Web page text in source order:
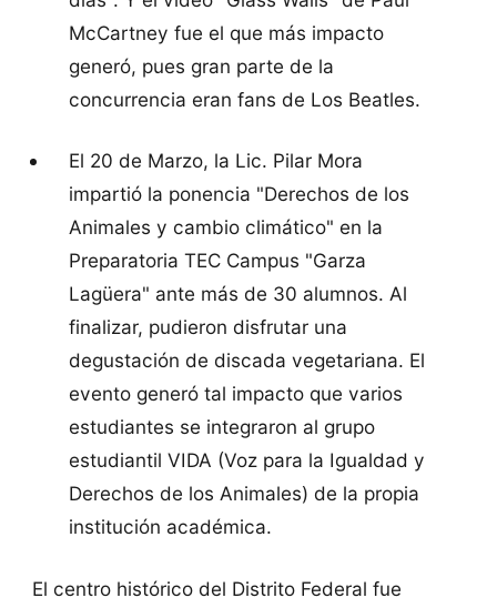
McCartney fue el que más impacto
generó, pues gran parte de la
concurrencia eran fans de Los Beatles.
El 20 de Marzo, la Lic. Pilar Mora
impartió la ponencia "Derechos de los
Animales y cambio climático" en la
Preparatoria TEC Campus "Garza
Lagüera" ante más de 30 alumnos. Al
finalizar, pudieron disfrutar una
degustación de discada vegetariana. El
evento generó tal impacto que varios
estudiantes se integraron al grupo
estudiantil VIDA (Voz para la Igualdad y
Derechos de los Animales) de la propia
institución académica.
El centro histórico del Distrito Federal fue